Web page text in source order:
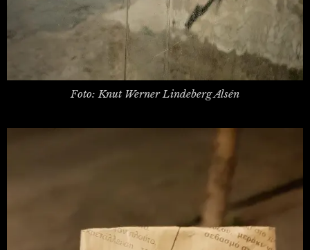
Foto: Knut Werner Lindeberg Alsén